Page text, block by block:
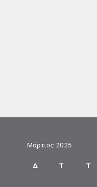
Μάρτιος 2025
Δ Τ Τ